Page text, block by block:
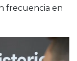
frecuencia en